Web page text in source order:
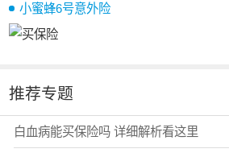
小蜜蜂6号意外险
推荐专题
白血病能买保险吗 详细解析看这里